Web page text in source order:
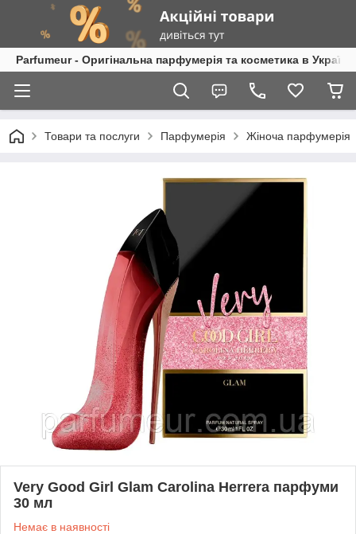
Parfumeur - Оригінальна парфумерія та косметика в Україні
Товари та послуги Парфумерія Жіноча парфумерія
Very Good Girl Glam Carolina Herrera парфуми
30 мл
Немає в наявності